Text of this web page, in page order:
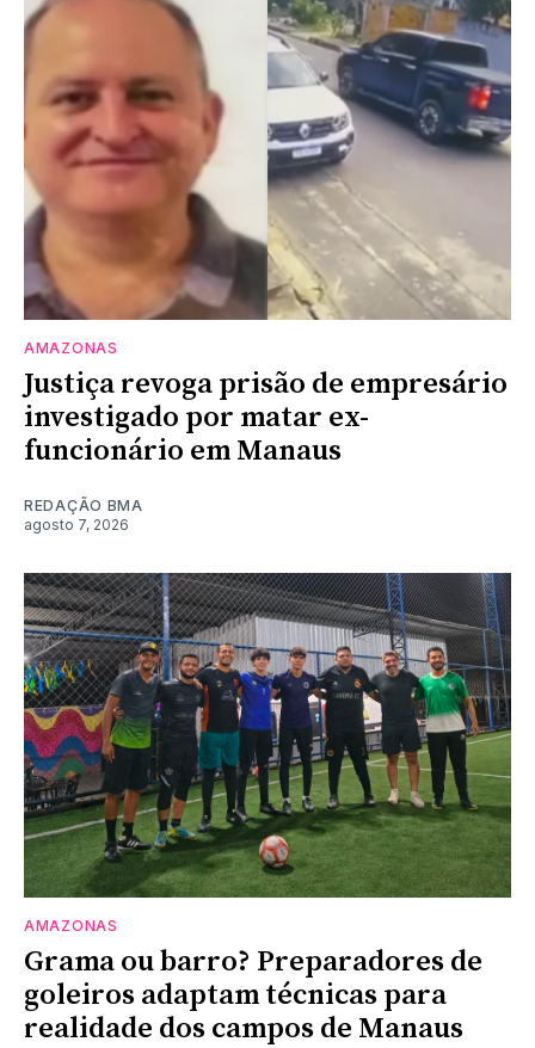
AMAZONAS
Justiça revoga prisão de empresário
investigado por matar ex-
funcionário em Manaus
REDAÇÃO BMA
agosto 7, 2026
AMAZONAS
Grama ou barro? Preparadores de
goleiros adaptam técnicas para
realidade dos campos de Manaus